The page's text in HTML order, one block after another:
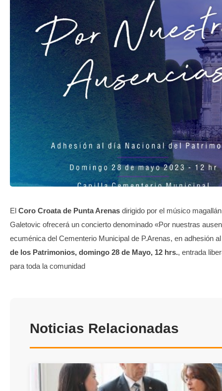
TRANSPARENCIA
El Coro Croata de Punta Arenas dirigido por el músico
Galetovic ofrecerá un concierto denominado «Por nuestras
ecuménica del Cementerio Municipal de P.Arenas, en adhesión
de los Patrimonios, domingo 28 de Mayo, 12 hrs., entrada
para toda la comunidad
Noticias Relacionadas